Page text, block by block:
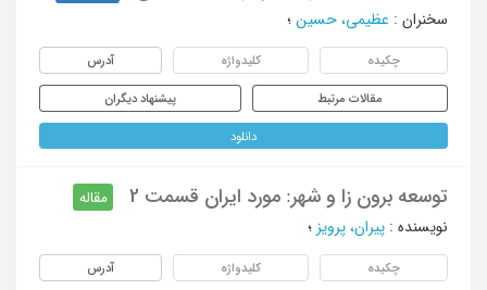
سخنران : عظیمی، حسین ؛
چکیده کلیدواژه آدرس
مقالات مرتبط پیشنهاد دیگران
دانلود
توسعه برون زا و شهر: مورد ایران قسمت 2
مقاله
نویسنده : پیران، پرویز ؛
چکیده کلیدواژه آدرس